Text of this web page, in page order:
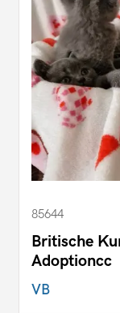
85644
Britische
Adoptioncc
VB